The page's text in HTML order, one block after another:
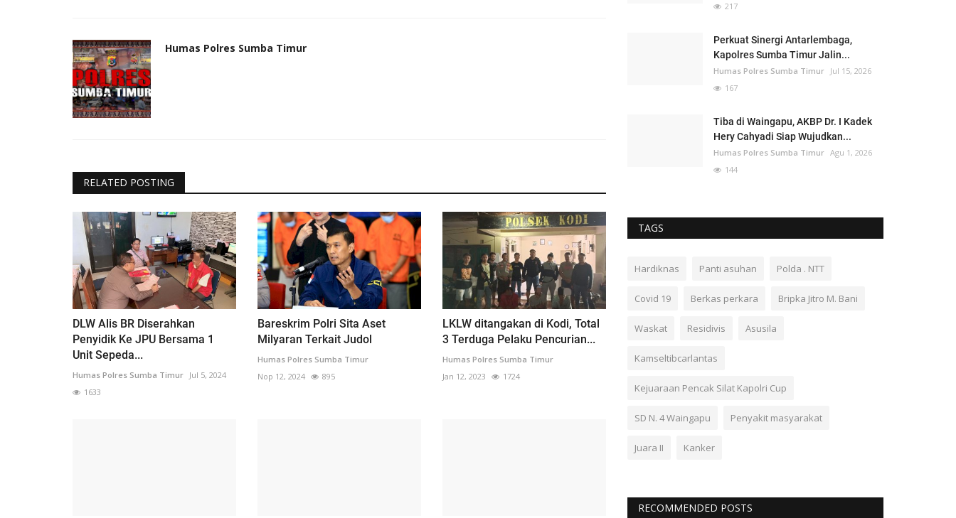
Humas Polres Sumba Timur
RELATED POSTING
DLW Alis BR Diserahkan
Penyidik Ke JPU Bersama 1
Unit Sepeda...
Humas Polres Sumba Timur Jul 5, 2024
1633
Bareskrim Polri Sita Aset
Milyaran Terkait Judol
Humas Polres Sumba Timur
Nop 12, 2024
895
LKLW ditangakan di Kodi, Total
3 Terduga Pelaku Pencurian...
Humas Polres Sumba Timur
Jan 12, 2023
1724
217
Perkuat Sinergi Antarlembaga,
Kapolres Sumba Timur Jalin...
Humas Polres Sumba Timur Jul 15, 2026
167
Tiba di Waingapu, AKBP Dr. I Kadek
Hery Cahyadi Siap Wujudkan...
Humas Polres Sumba Timur Agu 1, 2026
144
TAGS
Hardiknas Panti asuhan Polda . NTT
Covid 19 Berkas perkara Bripka Jitro M. Bani
Waskat Residivis Asusila
Kamseltibcarlantas
Kejuaraan Pencak Silat Kapolri Cup
SD N. 4 Waingapu Penyakit masyarakat
Juara II Kanker
RECOMMENDED POSTS